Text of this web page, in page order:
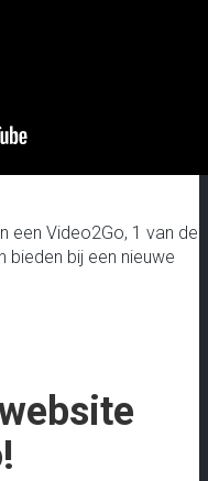
een Video2Go, 1 van de
bieden bij een nieuwe